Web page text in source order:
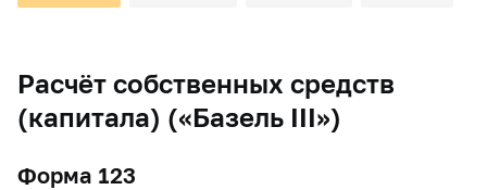
Расчёт собственных средств
(капитала) («Базель III»)
Форма 123